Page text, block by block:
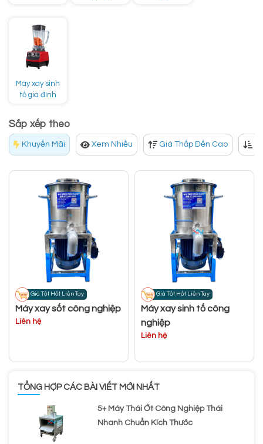
Máy xay sinh
tố gia đình
Sắp xếp theo
Khuyến Mãi Xem Nhiều Giá Thấp Đến Cao
Giá Tốt Hốt Liền Tay
Máy xay sốt công nghiệp
Liên hệ
Giá Tốt Hốt Liền Tay
Máy xay sinh tố công
nghiệp
Liên hệ
TỔNG HỢP CÁC BÀI VIẾT MỚI NHẤT
5+ Máy Thái Ớt Công Nghiệp Thái
Nhanh Chuẩn Kích Thước